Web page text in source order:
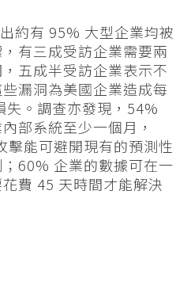
約有 95% 大型企業均被
有三成受訪企業需要兩
五成半受訪企業表示不
漏洞為美國企業造成每
失。調查亦發現，54%
部系統至少一個月，
擊能可避開現有的預測性
60% 企業的數據可在一
費 45 天時間才能解決